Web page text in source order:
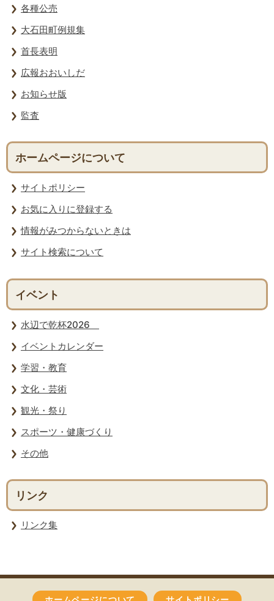
各種公売
大石田町例規集
首長表明
広報おおいしだ
お知らせ版
監査
ホームページについて
サイトポリシー
お気に入りに登録する
情報がみつからないときは
サイト検索について
イベント
水辺で乾杯2026
イベントカレンダー
学習・教育
文化・芸術
観光・祭り
スポーツ・健康づくり
その他
リンク
リンク集